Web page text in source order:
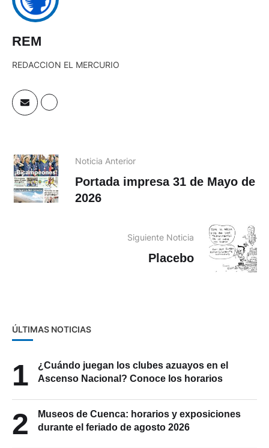
REM
REDACCION EL MERCURIO
Noticia Anterior
Portada impresa 31 de Mayo de
2026
Siguiente Noticia
Placebo
ÚLTIMAS NOTICIAS
1
¿Cuándo juegan los clubes azuayos en el
Ascenso Nacional? Conoce los horarios
2
Museos de Cuenca: horarios y exposiciones
durante el feriado de agosto 2026